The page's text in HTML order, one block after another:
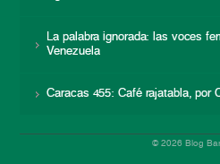
La palabra ignorada: las voces
Venezuela
Caracas 455: Café rajatabla, por
© 2026 Blog